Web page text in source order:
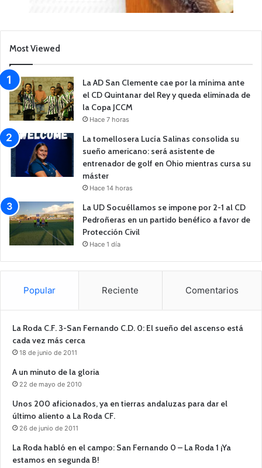
Most Viewed
La AD San Clemente cae por la mínima ante
el CD Quintanar del Rey y queda eliminada de
la Copa JCCM
Hace 7 horas
La tomellosera Lucía Salinas consolida su
sueño americano: será asistente de
entrenador de golf en Ohio mientras cursa su
máster
Hace 14 horas
La UD Socuéllamos se impone por 2-1 al CD
Pedroñeras en un partido benéfico a favor de
Protección Civil
Hace 1 día
Popular Reciente Comentarios
La Roda C.F. 3-San Fernando C.D. 0: El sueño del ascenso está
cada vez más cerca
18 de junio de 2011
A un minuto de la gloria
22 de mayo de 2010
Unos 200 aficionados, ya en tierras andaluzas para dar el
último aliento a La Roda CF.
26 de junio de 2011
La Roda habló en el campo: San Fernando 0 – La Roda 1 ¡Ya
estamos en segunda B!